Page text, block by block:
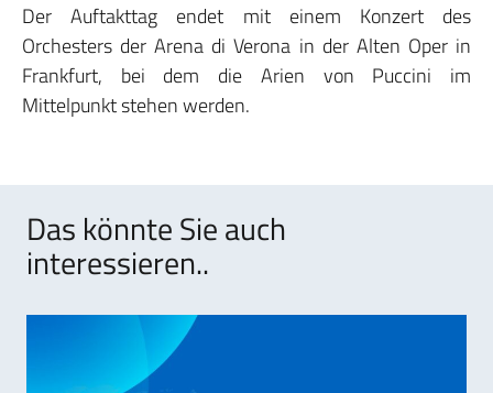
Der Auftakttag endet mit einem Konzert des
Orchesters der Arena di Verona in der Alten Oper in
Frankfurt, bei dem die Arien von Puccini im
Mittelpunkt stehen werden.
Das könnte Sie auch
interessieren..